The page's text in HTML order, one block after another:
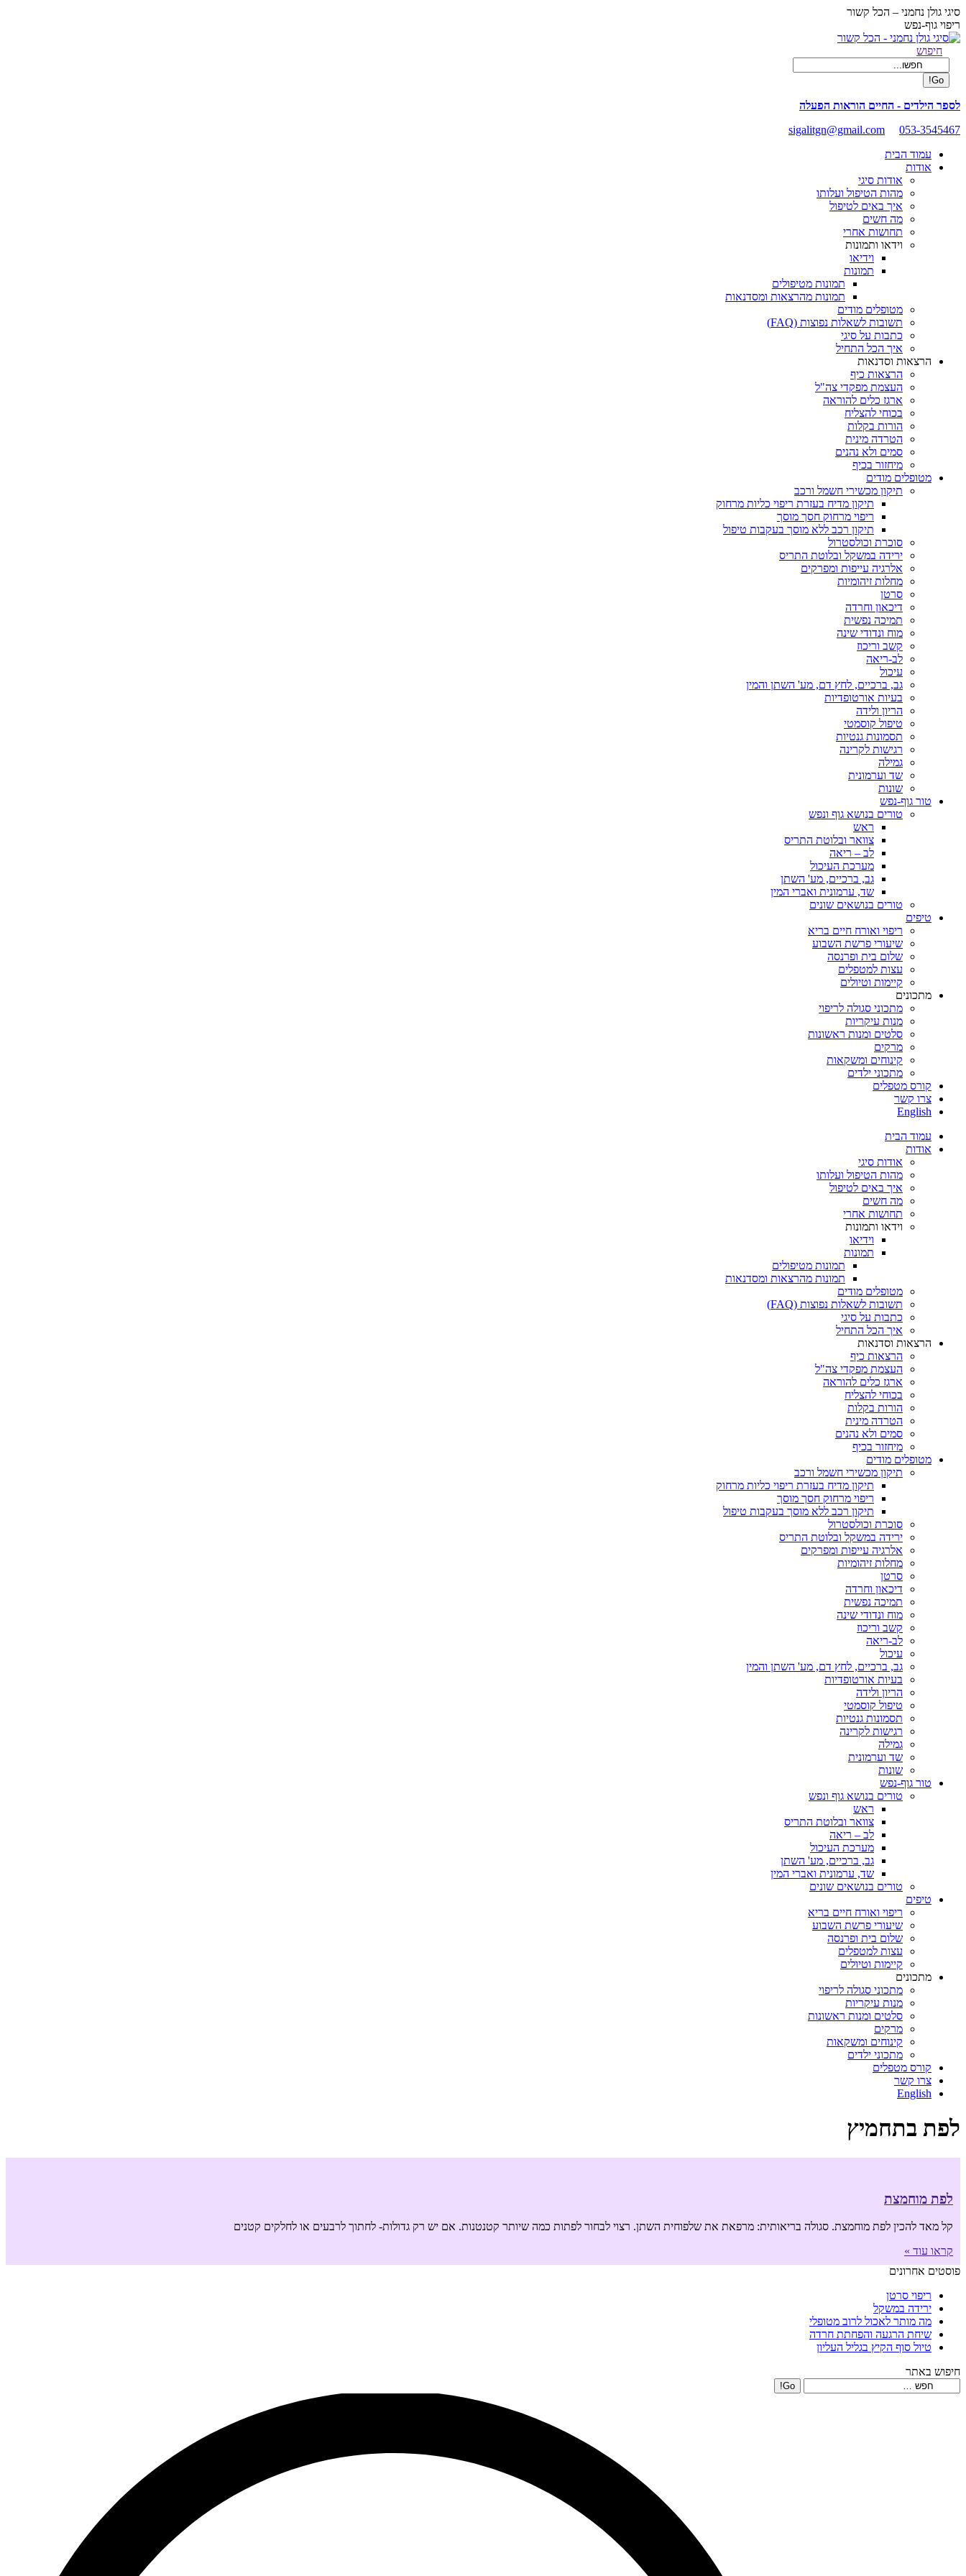
Skip
to
content
סיגי גולן נחמני – הכל קשור
ריפוי גוף-נפש
Facebook
opens
new
window
Search:
חיפוש
לספר הילדים - החיים הוראות הפעלה
sigalitgn@gmail.com
053-3545467
עמוד הבית
אודות
אודות סיגי
מהות הטיפול ועלותו
איך באים לטיפול
מה חשים
תחושות אחרי
וידאו ותמונות
וידיאו
תמונות
תמונות מטיפולים
תמונות מהרצאות ומסדנאות
מטופלים מודים
תשובות לשאלות נפוצות (FAQ)
כתבות על סיגי
איך הכל התחיל
הרצאות וסדנאות
הרצאות כיף
העצמת מפקדי צה"ל
ארגז כלים להוראה
בכוחי להצליח
הורות בקלות
הטרדה מינית
סמים ולא נהנים
מיחזור בכיף
מטופלים מודים
תיקון מכשירי חשמל ורכב
תיקון מדיח בעזרת ריפוי כליות מרחוק
ריפוי מרחוק חסך מוסך
תיקון רכב ללא מוסך בעקבות טיפול
סוכרת וכולסטרול
ירידה במשקל ובלוטת התריס
אלרגיה עייפות ומפרקים
מחלות זיהומיות
סרטן
דיכאון וחרדה
תמיכה נפשית
מוח ונדודי שינה
קשב וריכוז
לב-ריאה
עיכול
גב, ברכיים, לחץ דם, מע' השתן והמין
בעיות אורטופדיות
הריון ולידה
טיפול קוסמטי
תסמונות גנטיות
רגישות לקרינה
גמילה
שד וערמונית
שונות
טור גוף-נפש
טורים בנושא גוף ונפש
ראש
צוואר ובלוטת התריס
לב – ריאה
מערכת העיכול
גב, ברכיים, מע' השתן
שד, ערמונית ואברי המין
טורים בנושאים שונים
טיפים
ריפוי ואורח חיים בריא
שיעורי פרשת השבוע
שלום בית ופרנסה
עצות למטפלים
קיימות וטיולים
מתכונים
מתכוני סגולה לריפוי
מנות עיקריות
סלטים ומנות ראשונות
מרקים
קינוחים ומשקאות
מתכוני ילדים
קורס מטפלים
צרו קשר
English
עמוד הבית
אודות
אודות סיגי
מהות הטיפול ועלותו
איך באים לטיפול
מה חשים
תחושות אחרי
וידאו ותמונות
וידיאו
תמונות
תמונות מטיפולים
תמונות מהרצאות ומסדנאות
מטופלים מודים
תשובות לשאלות נפוצות (FAQ)
כתבות על סיגי
איך הכל התחיל
הרצאות וסדנאות
הרצאות כיף
העצמת מפקדי צה"ל
ארגז כלים להוראה
בכוחי להצליח
הורות בקלות
הטרדה מינית
סמים ולא נהנים
מיחזור בכיף
מטופלים מודים
תיקון מכשירי חשמל ורכב
תיקון מדיח בעזרת ריפוי כליות מרחוק
ריפוי מרחוק חסך מוסך
תיקון רכב ללא מוסך בעקבות טיפול
סוכרת וכולסטרול
ירידה במשקל ובלוטת התריס
אלרגיה עייפות ומפרקים
מחלות זיהומיות
סרטן
דיכאון וחרדה
תמיכה נפשית
מוח ונדודי שינה
קשב וריכוז
לב-ריאה
עיכול
גב, ברכיים, לחץ דם, מע' השתן והמין
בעיות אורטופדיות
הריון ולידה
טיפול קוסמטי
תסמונות גנטיות
רגישות לקרינה
גמילה
שד וערמונית
שונות
טור גוף-נפש
טורים בנושא גוף ונפש
ראש
צוואר ובלוטת התריס
לב – ריאה
מערכת העיכול
גב, ברכיים, מע' השתן
שד, ערמונית ואברי המין
טורים בנושאים שונים
טיפים
ריפוי ואורח חיים בריא
שיעורי פרשת השבוע
שלום בית ופרנסה
עצות למטפלים
קיימות וטיולים
מתכונים
מתכוני סגולה לריפוי
מנות עיקריות
סלטים ומנות ראשונות
מרקים
קינוחים ומשקאות
מתכוני ילדים
קורס מטפלים
צרו קשר
English
לפת בתחמיץ
לפת מוחמצת
קל מאד להכין לפת מוחמצת. סגולה בריאותית: מרפאת את שלפוחית השתן. רצוי לבחור לפתות כמה שיותר קטנטנות. אם יש רק גדולות- לחתוך לרבעים או לחלקים קטנים
קראו עוד »
פוסטים אחרונים
ריפוי סרטן
ירידה במשקל
מה מותר לאכול לרוב מטופלי
שיחת הרגעה והפחתת חרדה
טיול סוף הקיץ בגליל העליון
חיפוש באתר
Search: